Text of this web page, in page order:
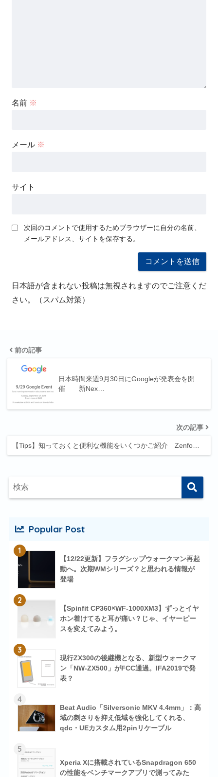
名前 ※
メール ※
サイト
次回のコメントで使用するためブラウザーに自分の名前、
メールアドレス、サイトを保存する。
日本語が含まれない投稿は無視されますのでご注意くだ
さい。（スパム対策）
前の記事
日本時間来週9月30日にGoogleが発表会を開
催 新Nex…
次の記事
【Tips】知っておくと便利な機能をいくつかご紹介 Zenfo…
Popular Post
1
【12/22更新】フラグシップウォークマン再起
動へ。次期WMシリーズ？と思われる情報が
登場
2
【Spinfit CP360×WF-1000XM3】ずっとイヤ
ホン着けてると耳が痛い？じゃ、イヤーピー
スを変えてみよう。
3
現行ZX300の後継機となる、新型ウォークマ
ン「NW-ZX500」がFCC通過。IFA2019で発
表？
4
Beat Audio「Silversonic MKV 4.4mm」：高
域の刺さりを抑え低域を強化してくれる、
qdc・UEカスタム用2pinリケーブル
5
Xperia Xに搭載されているSnapdragon 650
の性能をベンチマークアプリで測ってみた